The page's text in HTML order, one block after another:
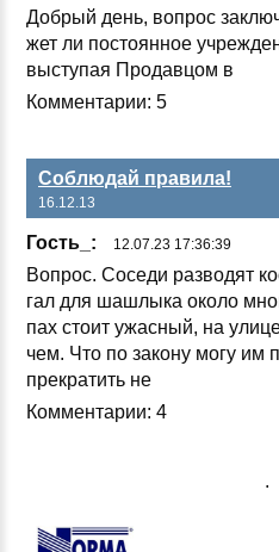
Доб­рый день, воп­рос
жет ли пос­то­ян­ное
выс­ту­пая Про­дав­цом в
Комментарии: 5
Соблюдай правила!
16.12.13
Гость_: 12.07.23 17:36:39
Воп­рос. Со­се­ди раз­во­дят
гал для шаш­лы­ка око­ло
пах сто­ит ужас­ный, на
чем. Что по за­ко­ну мо­гу им
прек­ра­тить не
Комментарии: 4
.